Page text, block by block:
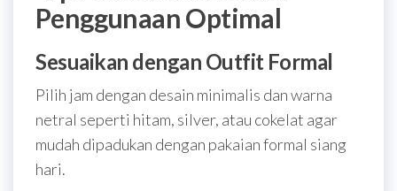
Penggunaan Optimal
Sesuaikan dengan Outfit Formal
Pilih jam dengan desain minimalis dan warna
netral seperti hitam, silver, atau cokelat agar
mudah dipadukan dengan pakaian formal siang
hari.